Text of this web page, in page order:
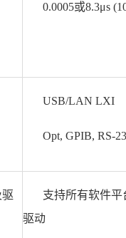
0.0005或8.3μs
USB/LAN LXI
Opt, GPIB, RS-
支持所有软件
驱动